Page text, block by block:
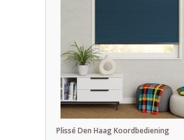
Plissé Den Haag Koordbediening